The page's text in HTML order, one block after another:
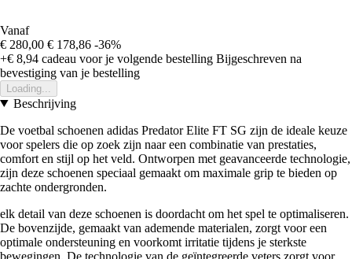
Vanaf
€ 280,00 € 178,86 -36%
+€ 8,94 cadeau voor je volgende bestelling Bijgeschreven na
bevestiging van je bestelling
Loading...
Beschrijving
De voetbal schoenen adidas Predator Elite FT SG zijn de ideale keuze
voor spelers die op zoek zijn naar een combinatie van prestaties,
comfort en stijl op het veld. Ontworpen met geavanceerde technologie,
zijn deze schoenen speciaal gemaakt om maximale grip te bieden op
zachte ondergronden.
elk detail van deze schoenen is doordacht om het spel te optimaliseren.
De bovenzijde, gemaakt van ademende materialen, zorgt voor een
optimale ondersteuning en voorkomt irritatie tijdens je sterkste
bewegingen. De technologie van de geïntegreerde veters zorgt voor